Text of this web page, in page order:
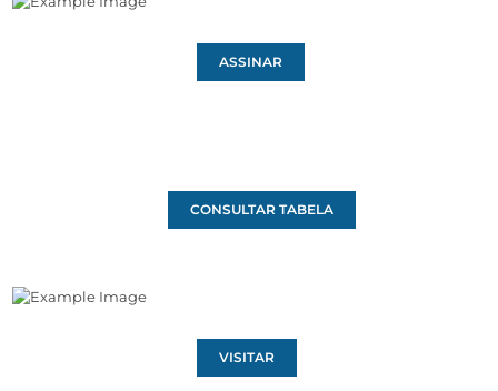
ASSINAR
CONSULTAR TABELA
VISITAR